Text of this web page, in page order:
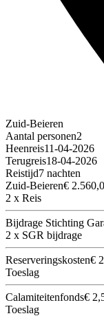
Zuid-Beieren
Aantal personen2
Heenreis11-04-2026
Terugreis18-04-2026
Reistijd7 nachten
Zuid-Beieren€
2 x Reis
Bijdrage Stichting
2 x SGR bijdrage
Reserveringskosten€
Toeslag
Calamiteitenfonds€
Toeslag